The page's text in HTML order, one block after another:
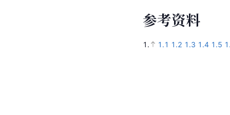
参考资料
1. 1.1 1.2 1.3 1.4 1.5